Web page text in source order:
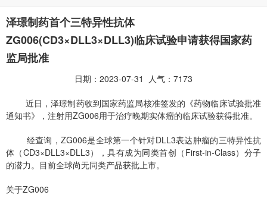
泽璟制药首个三特异性抗体
ZG006(CD3×DLL3×DLL3)临床试验申请获得国家药
监局批准
日期：2023-07-31 人气：7173
近日，泽璟制药收到国家药监局核准签发的《药物临床试验批准
通知书》，注射用ZG006用于治疗晚期实体瘤的临床试验获得批准。
经查询，ZG006是全球第一个针对DLL3表达肿瘤的三特异性抗
体（CD3×DLL3×DLL3），具有成为同类首创（First-in-Class）分子
的潜力。目前全球尚无同类产品获批上市。
关于ZG006